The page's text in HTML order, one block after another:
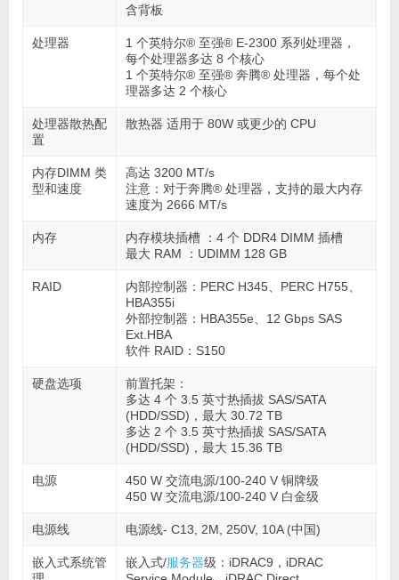
含背板
处理器
1 个英特尔® 至强® E-2300 系列处理器，
每个处理器多达 8 个核心
1 个英特尔® 至强® 奔腾® 处理器，每个处
理器多达 2 个核心
处理器散热配
置
散热器 适用于 80W 或更少的 CPU
内存DIMM 类
型和速度
高达 3200 MT/s
注意：对于奔腾® 处理器，支持的最大内存
速度为 2666 MT/s
内存
内存模块插槽 ：4 个 DDR4 DIMM 插槽
最大 RAM ：UDIMM 128 GB
RAID
内部控制器：PERC H345、PERC H755、
HBA355i
外部控制器：HBA355e、12 Gbps SAS
Ext.HBA
软件 RAID：S150
硬盘选项
前置托架：
多达 4 个 3.5 英寸热插拔 SAS/SATA
(HDD/SSD)，最大 30.72 TB
多达 2 个 3.5 英寸热插拔 SAS/SATA
(HDD/SSD)，最大 15.36 TB
电源
450 W 交流电源/100-240 V 铜牌级
450 W 交流电源/100-240 V 白金级
电源线 电源线- C13, 2M, 250V, 10A (中国)
嵌入式系统管
嵌入式/服务器级：iDRAC9，iDRAC